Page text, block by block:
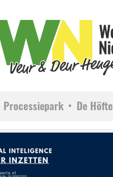
Processiepark De Höfte